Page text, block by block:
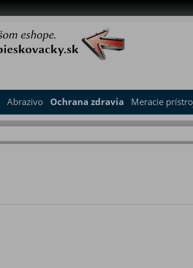
Abrazivo Ochrana zdravia Meracie